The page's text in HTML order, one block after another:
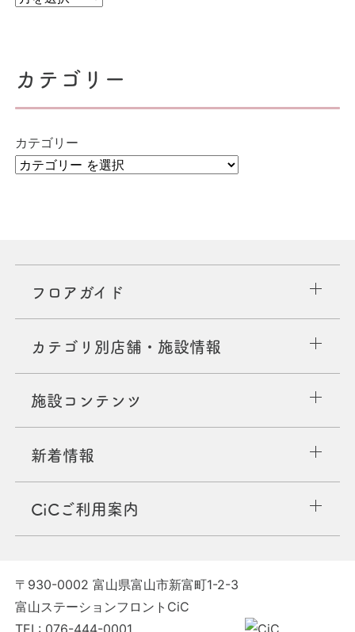
カテゴリー
カテゴリー
フロアガイド
カテゴリ別店舗・施設情報
施設コンテンツ
新着情報
CiCご利用案内
〒930-0002 富山県富山市新富町1-2-3
富山ステーションフロントCiC